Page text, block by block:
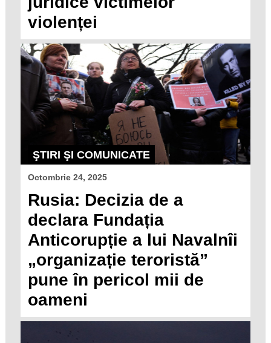
violenței
ŞTIRI ŞI COMUNICATE
Octombrie 24, 2025
Rusia: Decizia de a
declara Fundația
Anticorupție a lui Navalnîi
„organizație teroristă”
pune în pericol mii de
oameni